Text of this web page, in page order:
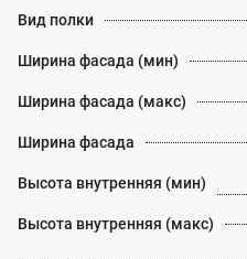
Вид полки
Ширина фасада (мин)
Ширина фасада (макс)
Ширина фасада
Высота внутренняя (мин)
Высота внутренняя (макс)